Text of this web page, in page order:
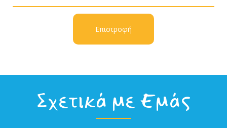
Επιστροφή
Σχετικά με Εμάς